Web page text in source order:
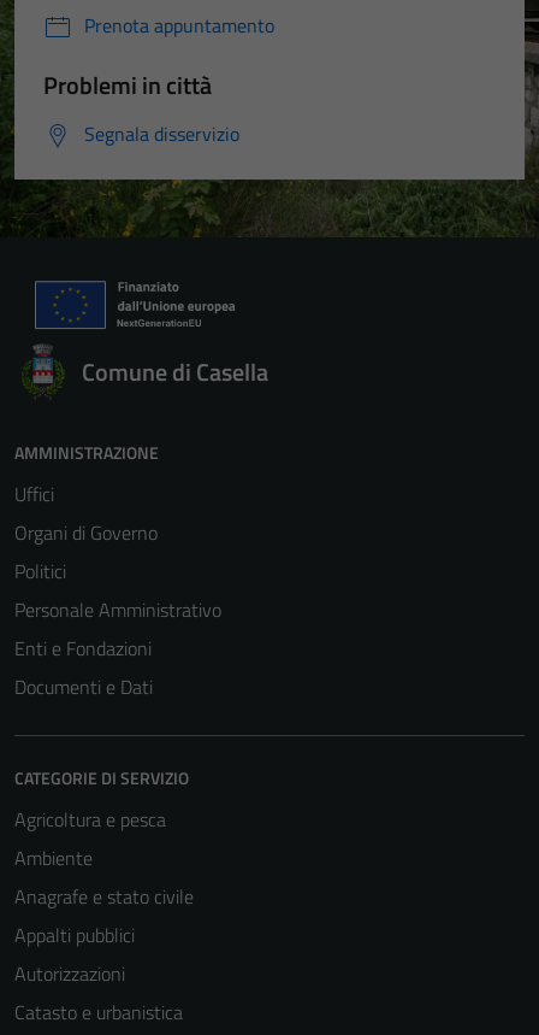
Prenota appuntamento
Problemi in città
Segnala disservizio
Comune di Casella
AMMINISTRAZIONE
Uffici
Organi di Governo
Politici
Personale Amministrativo
Enti e Fondazioni
Documenti e Dati
CATEGORIE DI SERVIZIO
Agricoltura e pesca
Ambiente
Anagrafe e stato civile
Appalti pubblici
Autorizzazioni
Catasto e urbanistica